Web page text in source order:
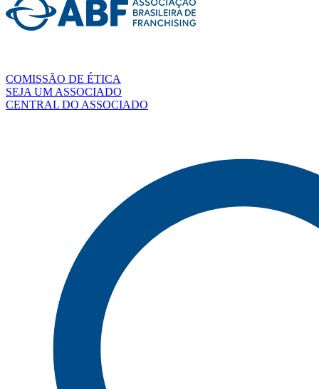
COMISSÃO DE ÉTICA
SEJA UM ASSOCIADO
CENTRAL DO ASSOCIADO